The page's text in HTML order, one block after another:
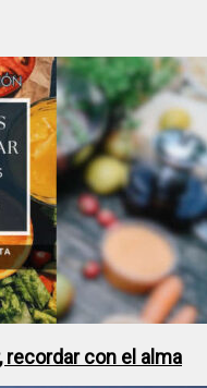
recordar con el alma